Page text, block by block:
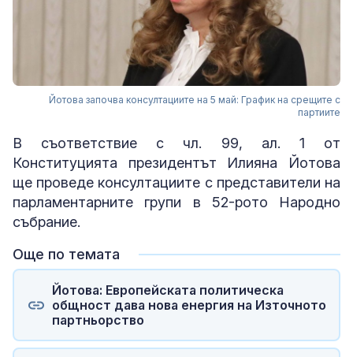
Йотова започва консултациите на 5 май: График на срещите с
партиите
В съответствие с чл. 99, ал. 1 от
Конституцията президентът Илияна Йотова
ще проведе консултациите с представители на
парламентарните групи в 52-рото Народно
събрание.
Още по темата
Йотова: Европейската политическа
общност дава нова енергия на Източното
партньорство